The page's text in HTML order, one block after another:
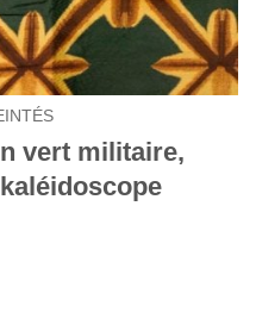
vert militaire,